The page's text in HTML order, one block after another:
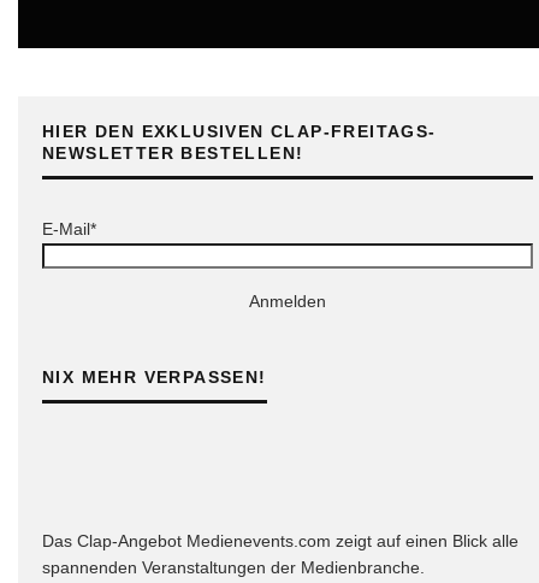
HIER DEN EXKLUSIVEN CLAP-FREITAGS-
NEWSLETTER BESTELLEN!
E-Mail*
Anmelden
NIX MEHR VERPASSEN!
Das Clap-Angebot Medienevents.com zeigt auf einen Blick alle
spannenden Veranstaltungen der Medienbranche.